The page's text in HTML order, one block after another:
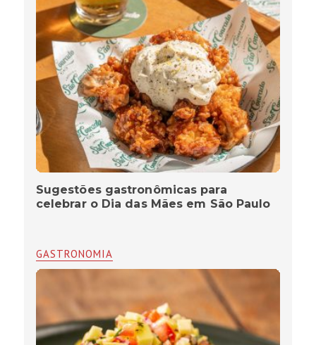
Sugestões gastronômicas para
celebrar o Dia das Mães em São Paulo
GASTRONOMIA